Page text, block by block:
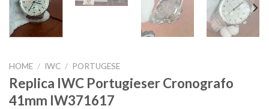
HOME / IWC / PORTUGESE
Replica IWC Portugieser Cronografo
41mm IW371617